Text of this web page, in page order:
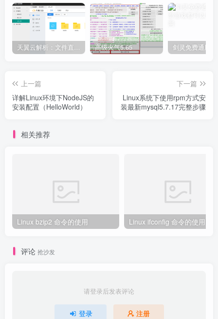
天翼云解析：文件直链获取源码 高级火气5.65
上一篇
详解Linux环境下NodeJS的
安装配置（HelloWorld）
下一篇
Linux系统下使用rpm方式安
装最新mysql5.7.17完整步骤
相关推荐
Linux bzip2 命令的使用 Linux ifconfig 命令的使用
评论 抢沙发
请登录后发表评论
登录 注册